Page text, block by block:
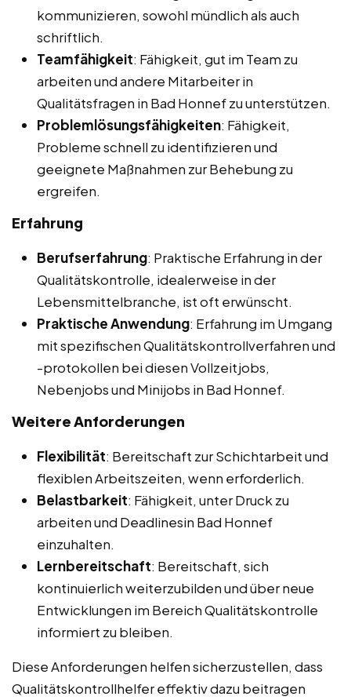
kommunizieren, sowohl mündlich als auch
schriftlich.
Teamfähigkeit: Fähigkeit, gut im Team zu
arbeiten und andere Mitarbeiter in
Qualitätsfragen in Bad Honnef zu unterstützen.
Problemlösungsfähigkeiten: Fähigkeit,
Probleme schnell zu identifizieren und
geeignete Maßnahmen zur Behebung zu
ergreifen.
Erfahrung
Berufserfahrung: Praktische Erfahrung in der
Qualitätskontrolle, idealerweise in der
Lebensmittelbranche, ist oft erwünscht.
Praktische Anwendung: Erfahrung im Umgang
mit spezifischen Qualitätskontrollverfahren und
-protokollen bei diesen Vollzeitjobs,
Nebenjobs und Minijobs in Bad Honnef.
Weitere Anforderungen
Flexibilität: Bereitschaft zur Schichtarbeit und
flexiblen Arbeitszeiten, wenn erforderlich.
Belastbarkeit: Fähigkeit, unter Druck zu
arbeiten und Deadlinesin Bad Honnef
einzuhalten.
Lernbereitschaft: Bereitschaft, sich
kontinuierlich weiterzubilden und über neue
Entwicklungen im Bereich Qualitätskontrolle
informiert zu bleiben.
Diese Anforderungen helfen sicherzustellen, dass
Qualitätskontrollhelfer effektiv dazu beitragen